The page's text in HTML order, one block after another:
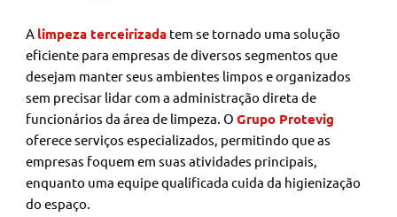
A limpeza terceirizada tem se tornado uma solução
eficiente para empresas de diversos segmentos que
desejam manter seus ambientes limpos e organizados
sem precisar lidar com a administração direta de
funcionários da área de limpeza. OGrupo Protevig
oferece serviços especializados, permitindo que as
empresas foquem em suas atividades principais,
enquanto uma equipe qualificada cuida da higienização
do espaço.